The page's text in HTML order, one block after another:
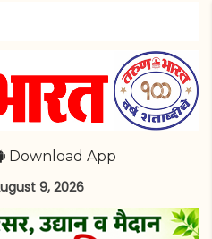
Download App
9, 2026